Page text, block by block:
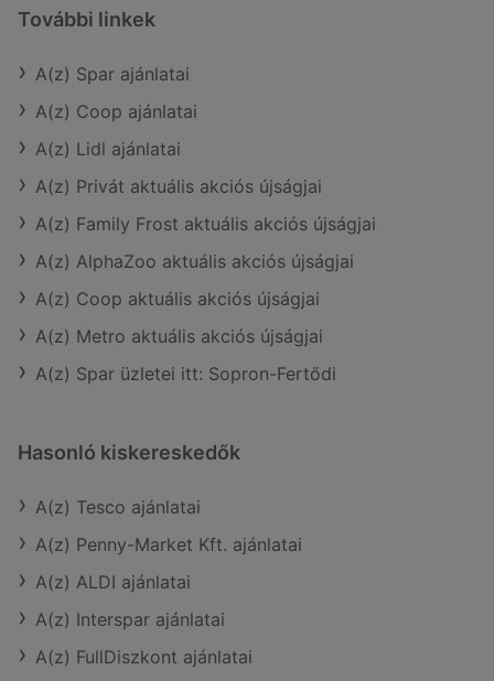
További linkek
A(z) Spar ajánlatai
A(z) Coop ajánlatai
A(z) Lidl ajánlatai
A(z) Privát aktuális akciós újságjai
A(z) Family Frost aktuális akciós újságjai
A(z) AlphaZoo aktuális akciós újságjai
A(z) Coop aktuális akciós újságjai
A(z) Metro aktuális akciós újságjai
A(z) Spar üzletei itt: Sopron-Fertődi
Hasonló kiskereskedők
A(z) Tesco ajánlatai
A(z) Penny-Market Kft. ajánlatai
A(z) ALDI ajánlatai
A(z) Interspar ajánlatai
A(z) FullDiszkont ajánlatai